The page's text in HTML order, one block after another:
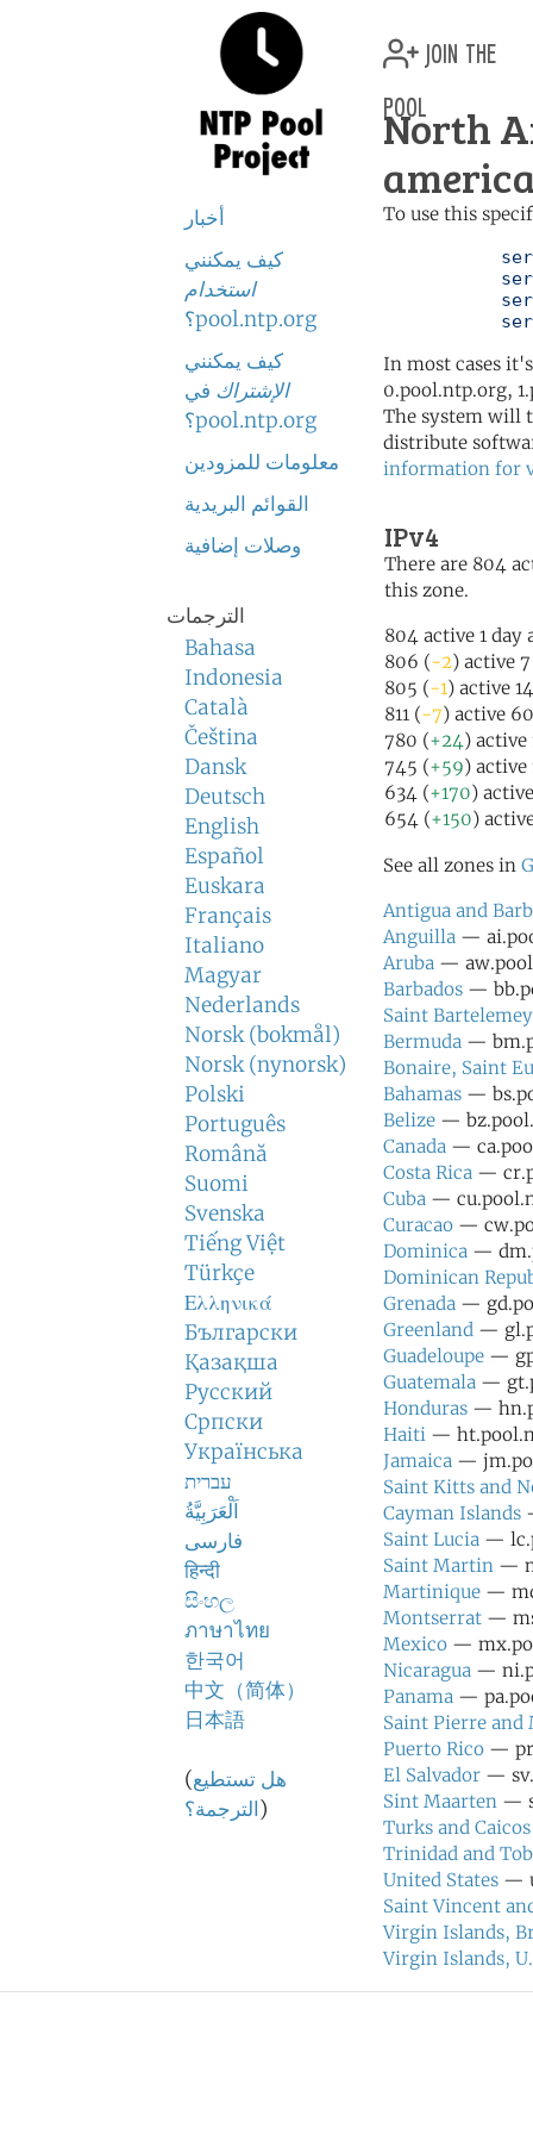
أخبار
كيف يمكنني
استخدام
pool.ntp.org؟
كيف يمكنني
الإشتراك في
pool.ntp.org؟
معلومات للمزودين
القوائم البريدية
وصلات إضافية
الترجمات
Bahasa
Indonesia
Català
Čeština
Dansk
Deutsch
English
Español
Euskara
Français
Italiano
Magyar
Nederlands
Norsk (bokmål)
Norsk (nynorsk)
Polski
Português
Română
Suomi
Svenska
Tiếng Việt
Türkçe
Ελληνικά
Български
Қазақша
Русский
Српски
Українська
עברית
اَلْعَرَبِيَّةُ
فارسی
हिन्दी
සිංහල
ภาษาไทย
한국어
中文（简体）
日本語
(هل تستطيع
الترجمة؟)
join the
pool
North
To use this
In most cases
0.pool.ntp.org,
The system will
distribute
information for
IPv4
There are 804
this zone.
804 active 1 day
806 (-2) active
805 (-1) active
811 (-7) active
780 (+24) active
745 (+59) active
634 (+170)
654 (+150)
See all zones in
Antigua and
Anguilla —
Aruba —
Barbados —
Saint Bartelemey
Bermuda —
Bonaire, Saint
Bahamas —
Belize —
Canada —
Costa Rica —
Cuba —
Curacao —
Dominica —
Dominican
Grenada —
Greenland —
Guadeloupe —
Guatemala —
Honduras —
Haiti —
Jamaica —
Saint Kitts and
Cayman Islands
Saint Lucia —
Saint Martin —
Martinique —
Montserrat —
Mexico —
Nicaragua —
Panama —
Saint Pierre and
Puerto Rico —
El Salvador —
Sint Maarten —
Turks and
Trinidad and
United States —
Saint Vincent
Virgin Islands,
Virgin Islands,